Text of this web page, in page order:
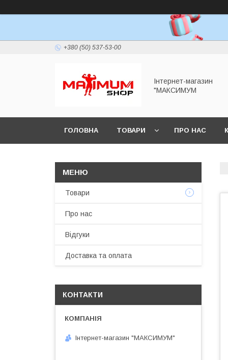
+380 (50) 537-53-00
Інтернет-магазин
"МАКСИМУМ
ГОЛОВНА ТОВАРИ ПРО НАС
Товари
Про нас
Відгуки
Доставка та оплата
КОНТАКТИ
Інтернет-магазин "МАКСИМУМ"